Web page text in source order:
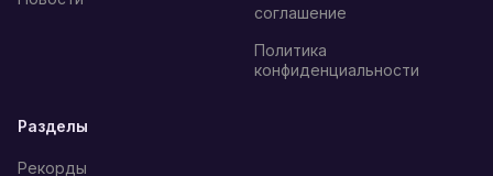
соглашение
Политика
конфиденциальности
Разделы
Рекорды